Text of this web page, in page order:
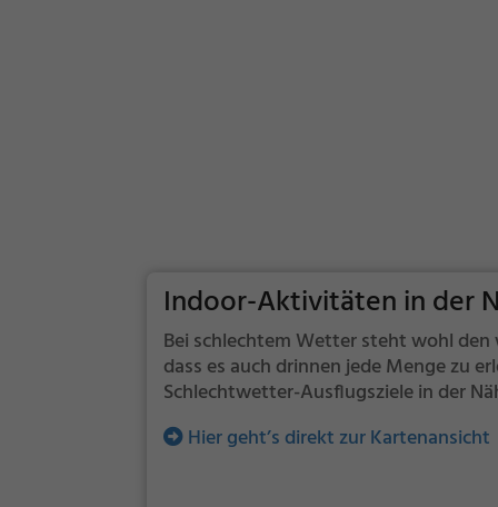
Indoor-Aktivitäten in der
Bei schlechtem Wetter steht wohl
dass es auch drinnen jede Menge zu
Schlechtwetter-Ausflugsziele in der
Hier geht’s direkt zur Kartenansicht